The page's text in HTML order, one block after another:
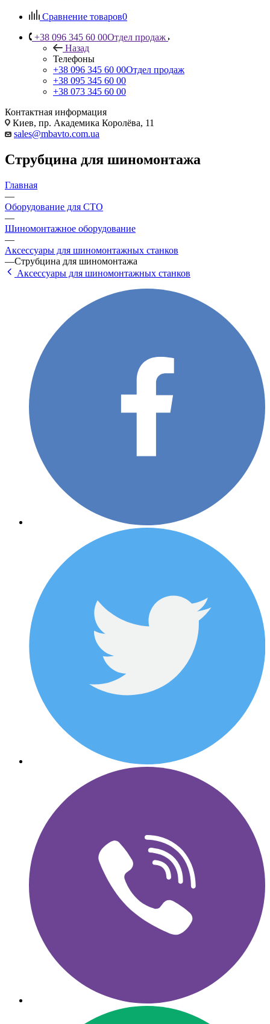
Сравнение товаров0
+38 096 345 60 00Отдел продаж
Назад
Телефоны
+38 096 345 60 00Отдел продаж
+38 095 345 60 00
+38 073 345 60 00
Контактная информация
Киев, пр. Академика Королёва, 11
sales@mbavto.com.ua
Струбцина для шиномонтажа
Главная
—
Оборудование для СТО
—
Шиномонтажное оборудование
—
Аксессуары для шиномонтажных станков
—Струбцина для шиномонтажа
Аксессуары для шиномонтажных станков